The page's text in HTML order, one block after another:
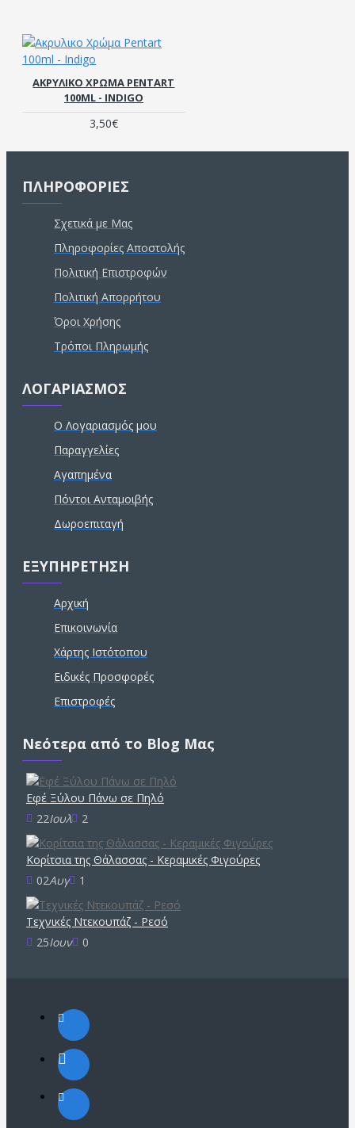
ΑΚΡΥΛΙΚΟ ΧΡΏΜΑ PENTART
100ML - INDIGO
3,50€
ΠΛΗΡΟΦΟΡΙΕΣ
Σχετικά με Μας
Πληροφορίες Αποστολής
Πολιτική Επιστροφών
Πολιτική Απορρήτου
Όροι Χρήσης
Τρόποι Πληρωμής
ΛΟΓΑΡΙΑΣΜΟΣ
Ο Λογαριασμός μου
Παραγγελίες
Αγαπημένα
Πόντοι Ανταμοιβής
Δωροεπιταγή
ΕΞΥΠΗΡΕΤΗΣΗ
Αρχική
Επικοινωνία
Χάρτης Ιστότοπου
Ειδικές Προσφορές
Επιστροφές
Νεότερα από το Blog Μας
Εφέ Ξύλου Πάνω σε Πηλό
22Ιουλ 2
Κορίτσια της Θάλασσας - Κεραμικές Φιγούρες
02Αυγ 1
Τεχνικές Ντεκουπάζ - Ρεσό
25Ιουν 0